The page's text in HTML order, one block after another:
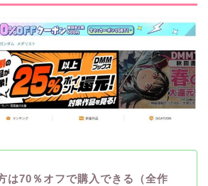
は70％オフで購入できる（全作